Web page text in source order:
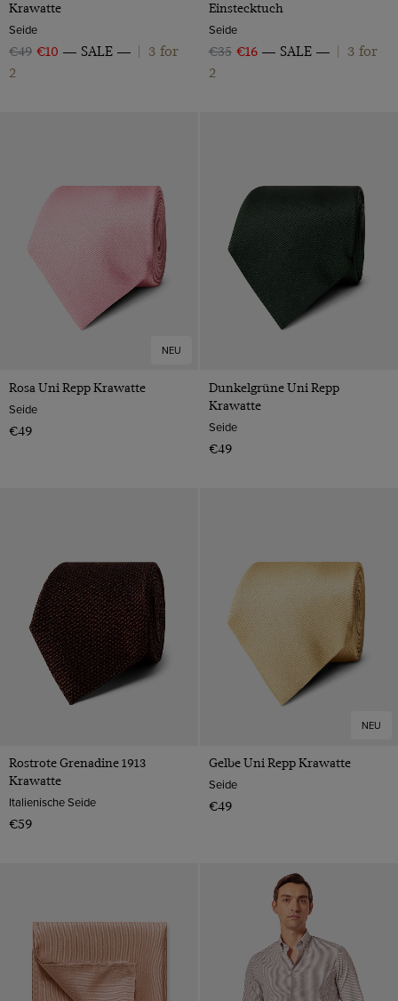
Krawatte
Seide
€49 €10 SALE
3 for
2
Einstecktuch
Seide
€35 €16 SALE
3 for
2
NEU
Rosa Uni Repp Krawatte
Seide
€49
Dunkelgrüne Uni Repp
Krawatte
Seide
€49
Rostrote Grenadine 1913
Krawatte
Italienische Seide
€59
NEU
Gelbe Uni Repp Krawatte
Seide
€49